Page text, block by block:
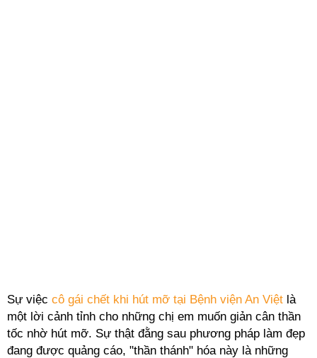
Sự việc cô gái chết khi hút mỡ tại Bệnh viện An Việt là
một lời cảnh tỉnh cho những chị em muốn giản cân thần
tốc nhờ hút mỡ. Sự thật đằng sau phương pháp làm đẹp
đang được quảng cáo, "thần thánh" hóa này là những